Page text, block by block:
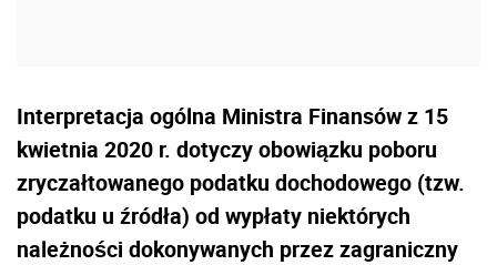
Interpretacja ogólna Ministra Finansów z 15
kwietnia 2020 r. dotyczy obowiązku poboru
zryczałtowanego podatku dochodowego (tzw.
podatku u źródła) od wypłaty niektórych
należności dokonywanych przez zagraniczny